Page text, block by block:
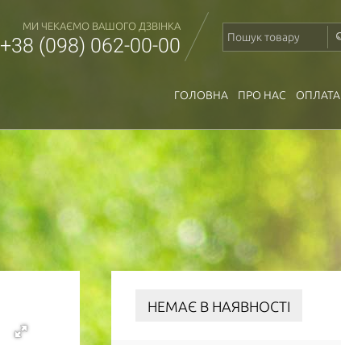
МИ ЧЕКАЄМО ВАШОГО ДЗВІНКА
+38 (098) 062-00-00
ГОЛОВНА ПРО НАС ОПЛАТА
НЕМАЄ В НАЯВНОСТІ